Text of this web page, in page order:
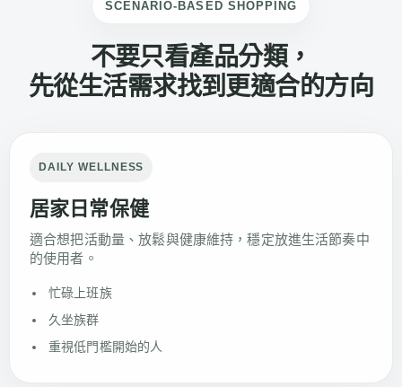
SCENARIO-BASED SHOPPING
不要只看產品分類，
先從生活需求找到更適合的方向
DAILY WELLNESS
居家日常保健
適合想把活動量、放鬆與健康維持，穩定放進生活節奏中
的使用者。
忙碌上班族
久坐族群
重視低門檻開始的人